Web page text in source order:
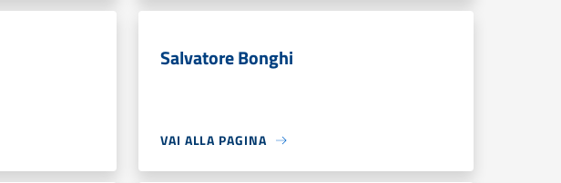
Salvatore Bonghi
VAI ALLA PAGINA